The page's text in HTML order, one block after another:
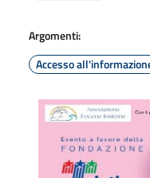
Argomenti:
Accesso